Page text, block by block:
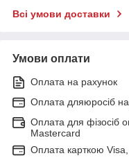
Всі умови доставки
Умови оплати
Оплата на рахунок
Оплата дляюросіб на
Оплата для фізосіб
Mastercard
Оплата карткою